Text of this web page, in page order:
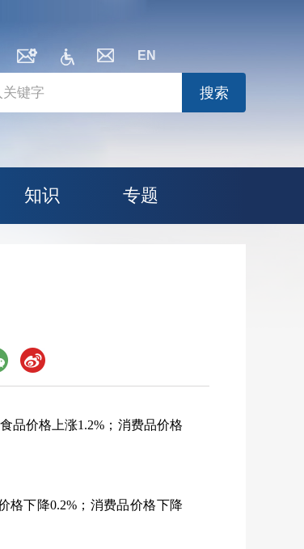
EN
搜索
知识 专题
食品价格上涨1.2% ；消费品价格
格下降0.2% ；消费品价格下降